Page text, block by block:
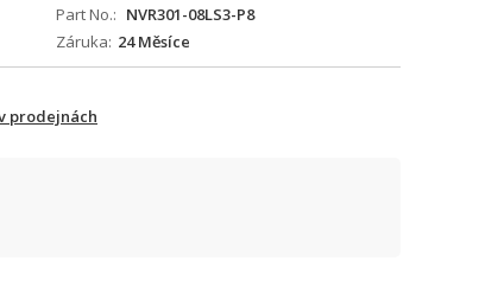
Part No.
NVR301-08LS3-P8
Záruka 24 Měsíce
prodejnách